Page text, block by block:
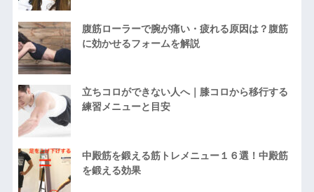
腹筋ローラーで腕が痛い・疲れる原因は？腹筋
に効かせるフォームを解説
立ちコロができない人へ｜膝コロから移行する
練習メニューと目安
中殿筋を鍛える筋トレメニュー１６選！中殿筋
を鍛える効果